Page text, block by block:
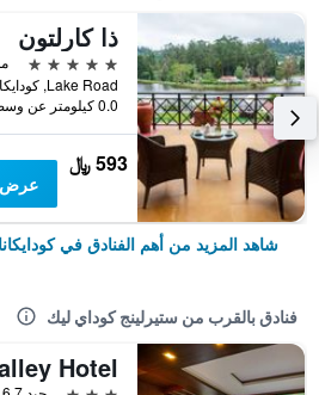
ذا كارلتون
5 نجوم
Lake Road, كودايكانال, الهند
0.0 كيلومتر عن وسط المدينة
593 ﷼
عرض
شاهد المزيد من أهم الفنادق في
فنادق بالقرب من ستيرلينج كوداي ليك